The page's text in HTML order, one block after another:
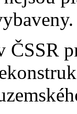
ČSSR